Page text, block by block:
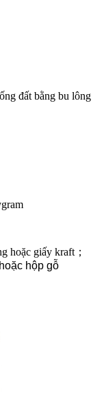
đất bằng bu lông
hoặc giấy kraft ；
hộp gỗ